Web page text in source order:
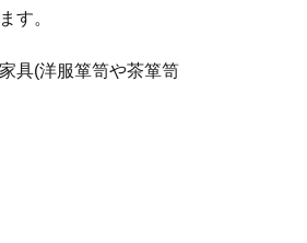
す。
具(洋服箪笥や茶箪笥